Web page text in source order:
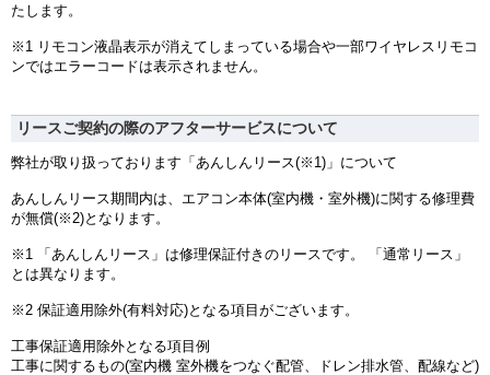
たします。
※1 リモコン液晶表示が消えてしまっている場合や一部ワイヤレスリモコ
ンではエラーコードは表示されません。
リースご契約の際のアフターサービスについて
弊社が取り扱っております「あんしんリース(※1)」について
あんしんリース期間内は、エアコン本体(室内機・室外機)に関する修理費
が無償(※2)となります。
※1 「あんしんリース」は修理保証付きのリースです。 「通常リース」
とは異なります。
※2 保証適用除外(有料対応)となる項目がございます。
工事保証適用除外となる項目例
工事に関するもの(室内機 室外機をつなぐ配管、ドレン排水管、配線など)